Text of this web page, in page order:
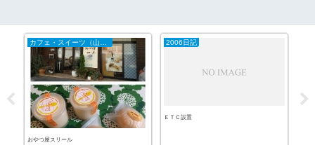
おやつ屋スリール
2006日記
ＥＴＣ設置